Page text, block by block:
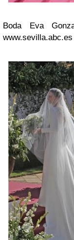
Boda Eva
www.sevilla.abc.es